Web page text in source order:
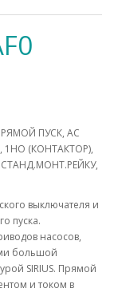
ПУСК, AC
1НО (КОНТАКТОР),
выключателя и
пуска.
насосов,
большой
SIRIUS. Прямой
и током в